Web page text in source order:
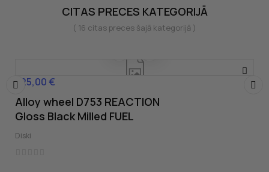
CITAS PRECES KATEGORIJĀ
( 16 citas preces šajā kategorijā )
Cena
325,00 €
Alloy wheel D753 REACTION
Gloss Black Milled FUEL
Diski
‹